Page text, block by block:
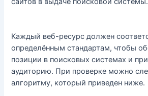
Каждый веб-ресурс должен
определённым стандартам, чтобы
позиции в поисковых системах и
аудиторию. При проверке можно
алгоритму, который приведен ниже.